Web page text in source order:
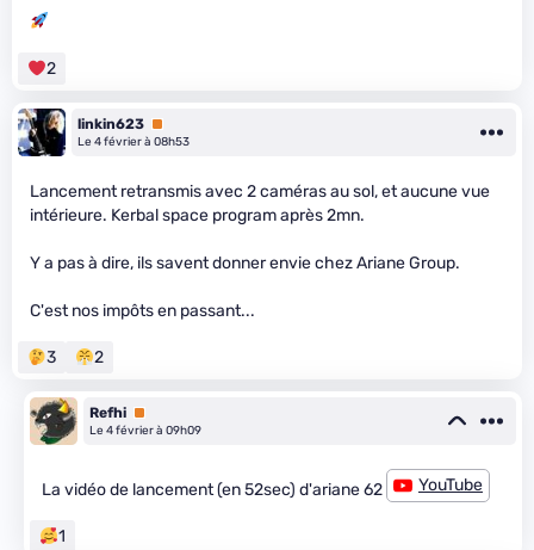
2
linkin623 Premium
Le 4 février à 08h53
Lancement retransmis avec 2 caméras au sol, et aucune vue
intérieure. Kerbal space program après 2mn.
Y a pas à dire, ils savent donner envie chez Ariane Group.
C'est nos impôts en passant...
3 2
Refhi Premium
Le 4 février à 09h09
La vidéo de lancement (en 52sec) d'ariane 62 YouTube
1